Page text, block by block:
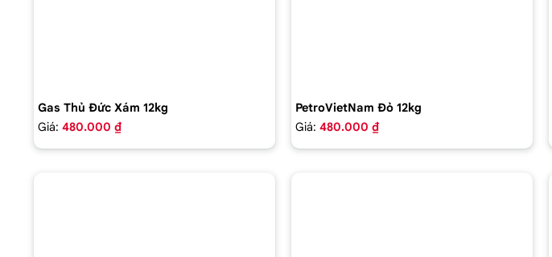
Gas Thủ Đức Xám 12kg
Giá: 480.000 ₫
PetroVietNam Đỏ 12kg
Giá: 480.000 ₫